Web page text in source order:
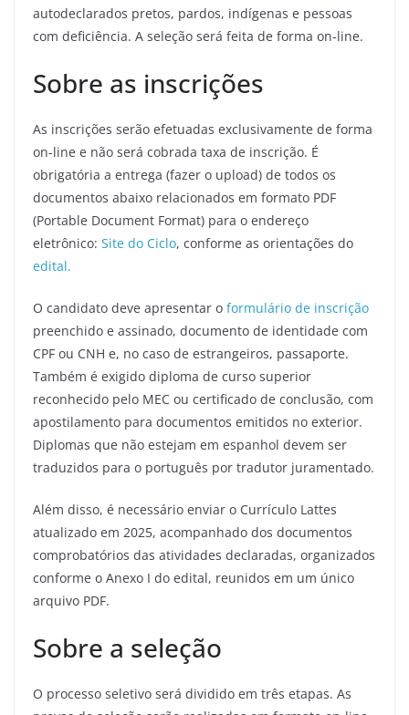
autodeclarados pretos, pardos, indígenas e pessoas
com deficiência. A seleção será feita de forma on-line.
Sobre as inscrições
As inscrições serão efetuadas exclusivamente de forma
on-line e não será cobrada taxa de inscrição. É
obrigatória a entrega (fazer o upload) de todos os
documentos abaixo relacionados em formato PDF
(Portable Document Format) para o endereço
eletrônico: Site do Ciclo, conforme as orientações do
edital.
O candidato deve apresentar o formulário de inscrição
preenchido e assinado, documento de identidade com
CPF ou CNH e, no caso de estrangeiros, passaporte.
Também é exigido diploma de curso superior
reconhecido pelo MEC ou certificado de conclusão, com
apostilamento para documentos emitidos no exterior.
Diplomas que não estejam em espanhol devem ser
traduzidos para o português por tradutor juramentado.
Além disso, é necessário enviar o Currículo Lattes
atualizado em 2025, acompanhado dos documentos
comprobatórios das atividades declaradas, organizados
conforme o Anexo I do edital, reunidos em um único
arquivo PDF.
Sobre a seleção
O processo seletivo será dividido em três etapas. As